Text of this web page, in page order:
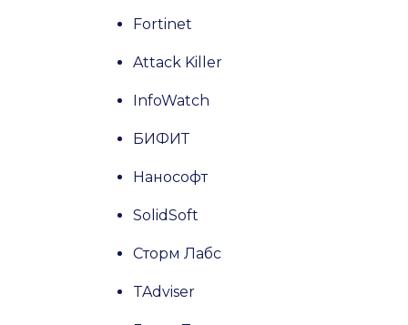
Fortinet
Attack Killer
InfoWatch
БИФИТ
Нанософт
SolidSoft
Сторм Лабс
TAdviser